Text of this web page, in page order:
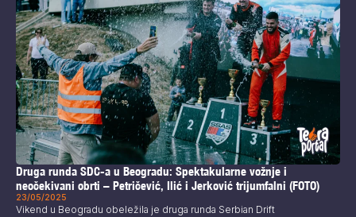
Druga runda SDC-a u Beogradu: Spektakularne vožnje i
neočekivani obrti – Petričević, Ilić i Jerković trijumfalni (FOTO)
23/05/2025
Vikend u Beogradu obeležila je druga runda Serbian Drift